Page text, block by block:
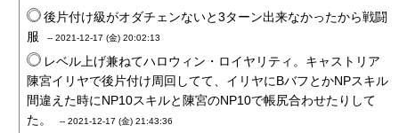
後片付け級がオダチェンないと3ターン出来なかったから戦闘
服
-- 2021-12-17 (金) 20:02:13
レベル上げ兼ねてハロウィン・ロイヤリティ。キャストリア
陳宮イリヤで後片付け周回してて、イリヤにBバフとかNPスキル
間違えた時にNP10スキルと陳宮のNP10で帳尻合わせたりして
た。
-- 2021-12-17 (金) 21:43:36